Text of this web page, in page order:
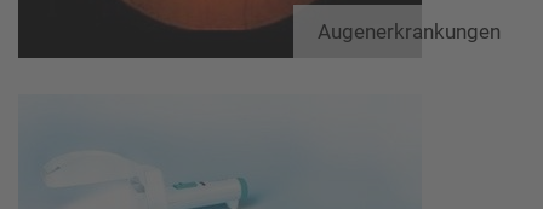
Augenerkrankungen